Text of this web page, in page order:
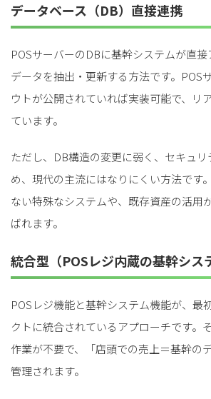
データベース（DB）直接連携
POSサーバーのDBに基幹システムが直接
データを抽出・更新する方法です。POS
ウトが公開されていれば実装可能で、リ
ています。
ただし、DB構造の変更に弱く、セキュ
め、現代の主流にはなりにくい方法です
ない特殊なシステムや、既存資産の活用
ばれます。
統合型（POSレジ内蔵の基幹シス
POSレジ機能と基幹システム機能が、最
クトに統合されているアプローチです。
作業が不要で、「店頭での売上＝基幹の
管理されます。